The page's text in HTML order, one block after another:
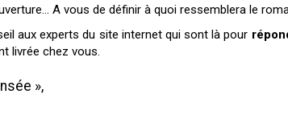
A vous de définir à quoi ressemblera le
aux experts du site internet qui sont là pour
livrée chez vous.
»,